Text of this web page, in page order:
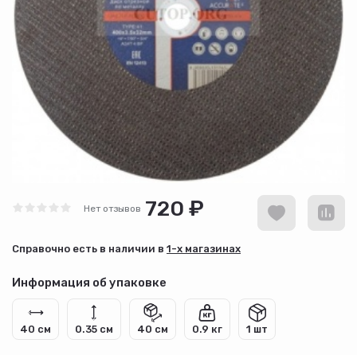
Нет отзывов 720 ₽
Cправочно есть в наличии в 1-х магазинах
Информация об упаковке
40 см 0.35 см 40 см 0.9 кг 1 шт